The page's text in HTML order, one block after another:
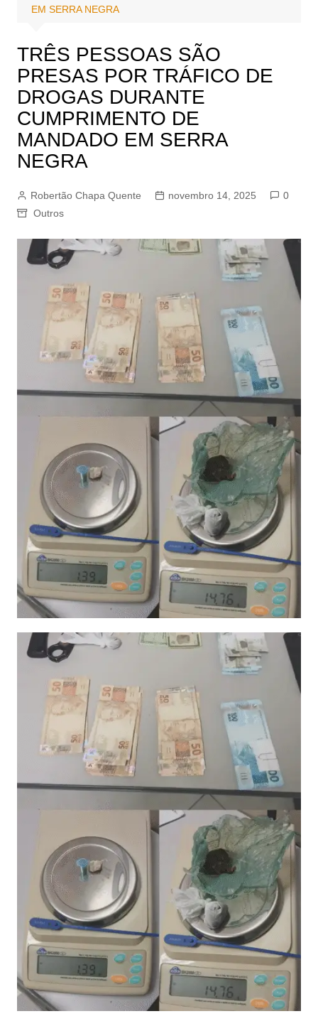
EM SERRA NEGRA
TRÊS PESSOAS SÃO
PRESAS POR TRÁFICO DE
DROGAS DURANTE
CUMPRIMENTO DE
MANDADO EM SERRA
NEGRA
Robertão Chapa Quente novembro 14, 2025
0
Outros